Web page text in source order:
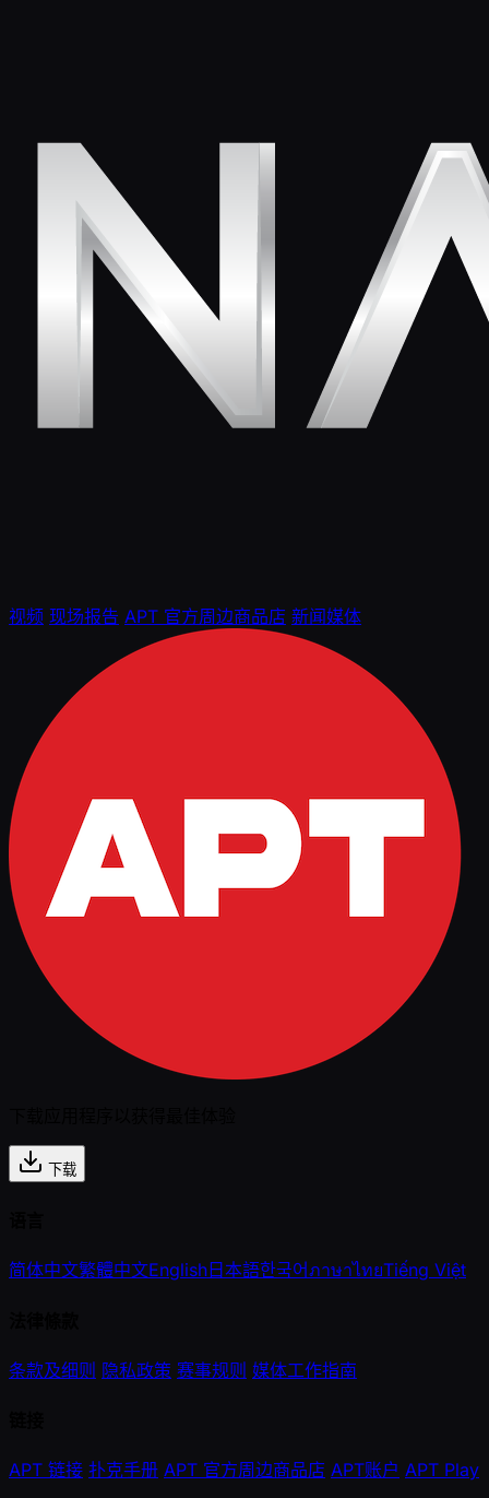
视频 现场报告 APT 官方周边商品店 新闻媒体
下载
简体中文繁體中文English日本語한국어ภาษาไทยTiếng Việt
条款及细则 隐私政策 赛事规则 媒体工作指南
APT 链接 扑克手册 APT 官方周边商品店 APT账户 APT Play